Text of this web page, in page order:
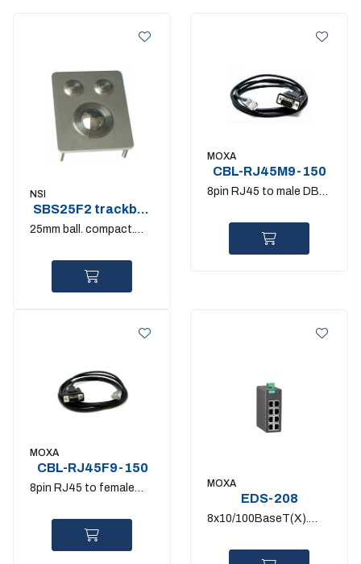
NSI
SBS25F2 trackball
stainless steel
25mm ball. compact.
MOXA
CBL-RJ45M9-150
8pin RJ45 to male DB9
MOXA
CBL-RJ45F9-150
8pin RJ45 to female
MOXA
EDS-208
8x10/100BaseT(X).